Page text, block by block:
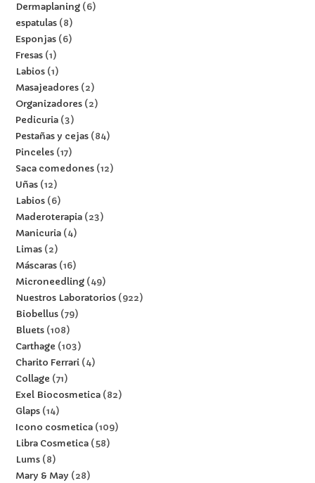
Dermaplaning 6
espatulas 8
Esponjas 6
Fresas 1
Labios 1
Masajeadores 2
Organizadores 2
Pedicuria 3
Pestañas y cejas 84
Pinceles 17
Saca comedones 12
Uñas 12
Labios 6
Maderoterapia 23
Manicuria 4
Limas 2
Máscaras 16
Microneedling 49
Nuestros Laboratorios 922
Biobellus 79
Bluets 108
Carthage
103
Charito Ferrari 4
Collage
71
Exel Biocosmetica 82
Glaps 14
Icono cosmetica 109
Libra Cosmetica 58
Lums 8
Mary & May
28